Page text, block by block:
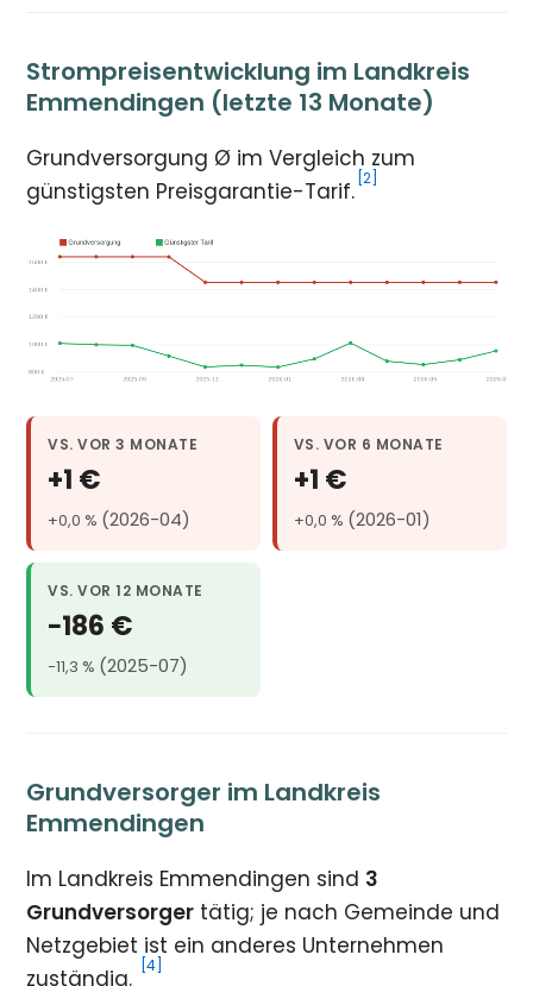
Strompreisentwicklung im Landkreis
Emmendingen (letzte 13 Monate)
Grundversorgung Ø im Vergleich zum
günstigsten Preisgarantie-Tarif. [2]
VS. VOR 3 MONATE
+1 €
+0,0 % (2026-04)
VS. VOR 6 MONATE
+1 €
+0,0 % (2026-01)
VS. VOR 12 MONATE
−186 €
−11,3 % (2025-07)
Grundversorger im Landkreis
Emmendingen
Im Landkreis Emmendingen sind 3
Grundversorger tätig; je nach Gemeinde und
Netzgebiet ist ein anderes Unternehmen
zuständig.
[4]